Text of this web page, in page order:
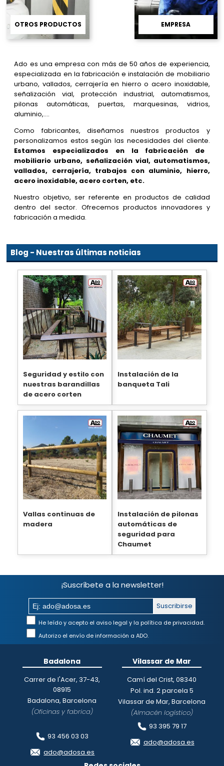
OTROS PRODUCTOS EMPRESA
Ado es una empresa con más de 50 años de experiencia,
especializada en la fabricación e instalación de mobiliario
urbano, vallados, cerrajería en hierro o acero inoxidable,
señalización vial, protección industrial, automatismos,
pilonas automáticas, puertas, marquesinas, vidrios,
aluminio,....
Como fabricantes, diseñamos nuestros productos y
personalizamos estos según las necesidades del cliente.
Estamos especializados en la fabricación de
mobiliario urbano, señalización vial, automatismos,
vallados, cerrajería, trabajos con aluminio, hierro,
acero inoxidable, acero corten, etc.
Nuestro objetivo, ser referente en productos de calidad
dentro del sector. Ofrecemos productos innovadores y
fabricación a medida.
Blog - Nuestras últimas noticias
Seguridad y estilo con
nuestras barandillas
de acero corten
Instalación de la
banqueta Tali
Vallas continuas de
madera
Instalación de pilonas
automáticas de
seguridad para
Chaumet
¡Suscríbete a la newsletter!
Suscribirse
He leído y acepto el aviso legal y la política de privacidad.
Autorizo el envío de información a ADO.
Badalona
Carrer de l'Acer, 37-43,
08915
Badalona, Barcelona
(Oficinas y fabrica)
93 456 03 03
ado@adosa.es
Vilassar de Mar
Camí del Crist, 08340
Pol. ind. 2 parcela 5
Vilassar de Mar, Barcelona
(Almacén logístico)
93 395 79 17
ado@adosa.es